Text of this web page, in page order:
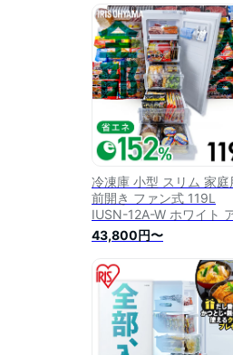
リーザー 庫内灯 まとめ
霜取り不要 お手入れ簡
容量 白 冷凍庫 IUSN-
W
冷凍庫 小型 スリム 家庭
前開き ファン式 119L
IUSN-12A-W ホワイト
リスオーヤマ 冷凍庫
自動霜取り セカンド冷
冷凍 フリーザー ストッ
前開き 右開き ファン式
【広告】 あす楽
43,800円〜